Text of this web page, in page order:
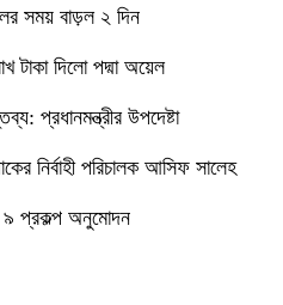
সময় বাড়ল ২ দিন
টাকা দিলো পদ্মা অয়েল
প্রধানমন্ত্রীর উপদেষ্টা
নির্বাহী পরিচালক আসিফ সালেহ
৯ প্রকল্প অনুমোদন